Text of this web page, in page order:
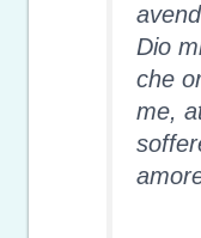
Dio
che
me,